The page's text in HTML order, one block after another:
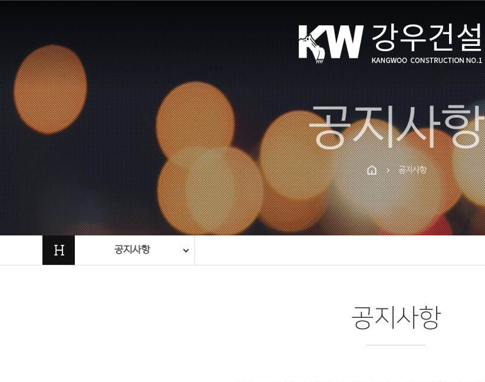
공지사항
chevron_right 공지사항
H 공지사항
공지사항